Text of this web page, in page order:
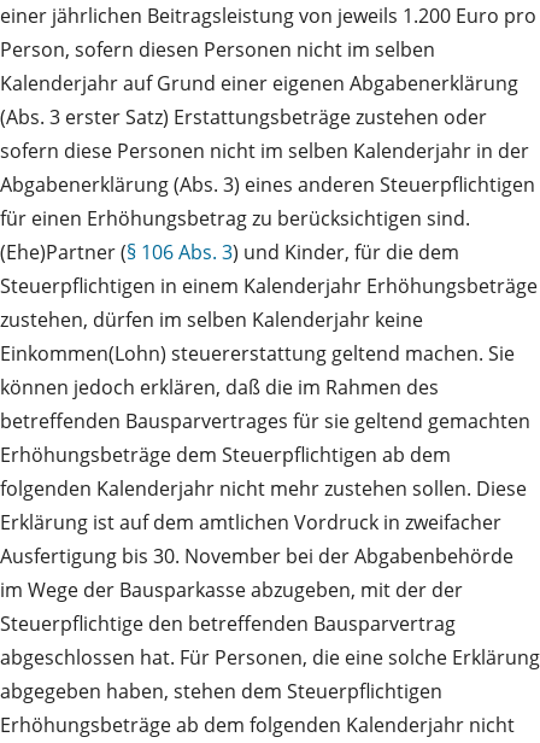
einer jährlichen Beitragsleistung von jeweils 1.200 Euro pro
Person, sofern diesen Personen nicht im selben
Kalenderjahr auf Grund einer eigenen Abgabenerklärung
(Abs. 3 erster Satz) Erstattungsbeträge zustehen oder
sofern diese Personen nicht im selben Kalenderjahr in der
Abgabenerklärung (Abs. 3) eines anderen Steuerpflichtigen
für einen Erhöhungsbetrag zu berücksichtigen sind.
(Ehe)Partner (§ 106 Abs. 3) und Kinder, für die dem
Steuerpflichtigen in einem Kalenderjahr Erhöhungsbeträge
zustehen, dürfen im selben Kalenderjahr keine
Einkommen(Lohn) steuererstattung geltend machen. Sie
können jedoch erklären, daß die im Rahmen des
betreffenden Bausparvertrages für sie geltend gemachten
Erhöhungsbeträge dem Steuerpflichtigen ab dem
folgenden Kalenderjahr nicht mehr zustehen sollen. Diese
Erklärung ist auf dem amtlichen Vordruck in zweifacher
Ausfertigung bis 30. November bei der Abgabenbehörde
im Wege der Bausparkasse abzugeben, mit der der
Steuerpflichtige den betreffenden Bausparvertrag
abgeschlossen hat. Für Personen, die eine solche Erklärung
abgegeben haben, stehen dem Steuerpflichtigen
Erhöhungsbeträge ab dem folgenden Kalenderjahr nicht